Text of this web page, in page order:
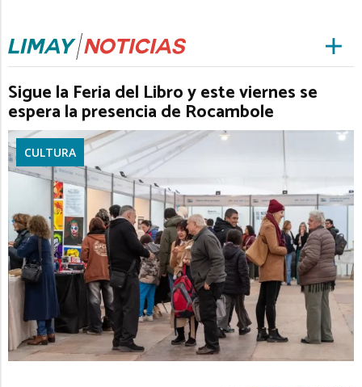
Sigue la Feria del Libro y este viernes se
espera la presencia de Rocambole
CULTURA